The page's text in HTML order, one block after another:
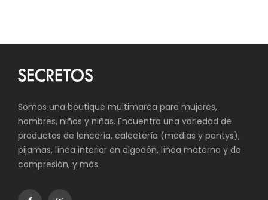
Somos una boutique multimarca para mujeres,
hombres, niños y niñas. Encuentra una variedad de
productos de lencería, calcetería (medias y pantys),
pijamas, línea interior en algodón, línea materna y de
compresión, y más.